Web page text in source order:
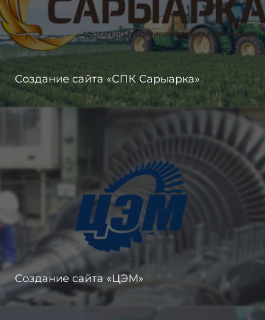
Создание сайта «СПК Сарыарка»
Создание сайта «ЦЭМ»